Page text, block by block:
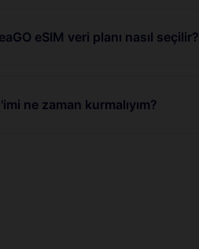
eSIM veri planı nasıl seçilir?
ne zaman kurmalıyım?